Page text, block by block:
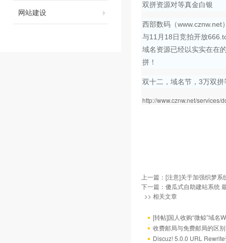
网站建设
双拼资源对等真金白银
西部数码（www.cznw.net
与11月18日竞拍开放
域名资源已经以实实在在
拼！
双十二，域名节，3万双拼
http://www.cznw.net/services/
上一篇： [注意]关于加强织梦
下一篇： 傻瓜式自助建站系统
>> 相关文章
[转帖]国人收购“微鲸”域名
收费邮局与免费邮局的区别
Discuz! 5.0.0 URL